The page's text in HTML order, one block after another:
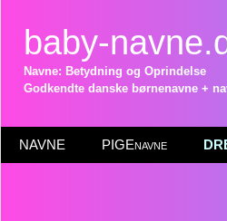
baby-
Navne: Betydning og Oprindelse
Godkendte danske børnenavne +
NAVNE PIGEnavne